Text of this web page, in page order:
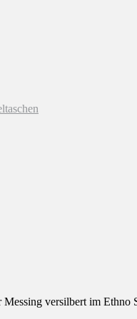
versilbert im Ethno